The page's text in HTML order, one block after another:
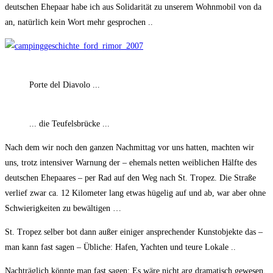
deutschen Ehepaar habe ich aus Solidarität zu unserem Wohnmobil von da
an, natürlich kein Wort mehr gesprochen ..
Porte del Diavolo ...
... die Teufelsbrücke ...
Nach dem wir noch den ganzen Nachmittag vor uns hatten, machten wir
uns, trotz intensiver Warnung der – ehemals netten weiblichen Hälfte des
deutschen Ehepaares – per Rad auf den Weg nach St. Tropez. Die Straße
verlief zwar ca. 12 Kilometer lang etwas hügelig auf und ab, war aber ohne
Schwierigkeiten zu bewältigen …
St. Tropez selber bot dann außer einiger ansprechender Kunstobjekte das –
man kann fast sagen – Übliche: Hafen, Yachten und teure Lokale ..
Nachträglich könnte man fast sagen: Es wäre nicht arg dramatisch gewesen,